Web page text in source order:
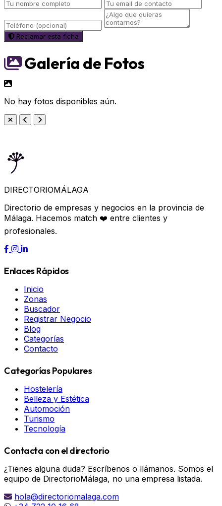
Reclamar esta ficha
Galería de Fotos
No hay fotos disponibles aún.
DIRECTORIOMÁLAGA
Directorio de empresas y negocios en la provincia de
Málaga. Hacemos match ❤️ entre clientes y
profesionales.
Enlaces Rápidos
Inicio
Zonas
Buscador
Registrar Negocio
Blog
Categorías
Contacto
Categorías Populares
Hostelería
Belleza y Estética
Automoción
Turismo
Tecnología
Contacta con el directorio
¿Tienes alguna duda? Escríbenos o llámanos. Somos el
equipo de DirectorioMálaga, no una empresa listada.
hola@directoriomalaga.com